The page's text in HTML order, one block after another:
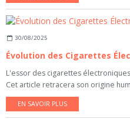
30/08/2025
L'essor des cigarettes
Cet article retracera son origine
EN SAVOIR PLUS